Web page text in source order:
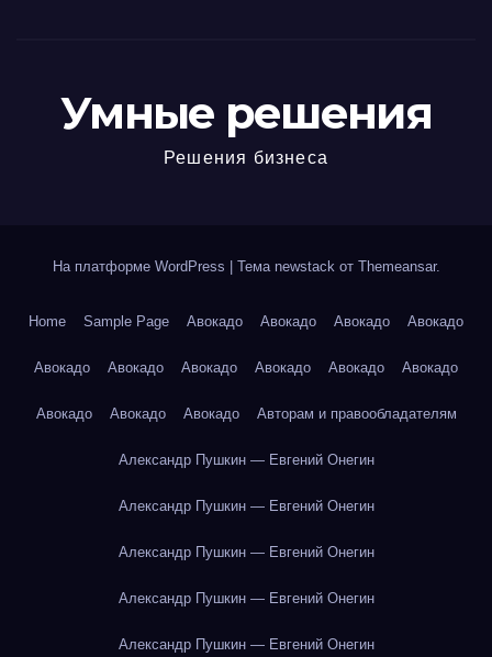
Умные решения
Решения бизнеса
На платформе WordPress Тема newstack от Themeansar.
Home Sample Page Авокадо Авокадо Авокадо Авокадо
Авокадо Авокадо Авокадо Авокадо Авокадо Авокадо
Авокадо Авокадо Авокадо Авторам и правообладателям
Александр Пушкин — Евгений Онегин
Александр Пушкин — Евгений Онегин
Александр Пушкин — Евгений Онегин
Александр Пушкин — Евгений Онегин
Александр Пушкин — Евгений Онегин